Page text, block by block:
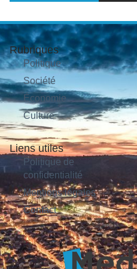
Rubriques
Politique
Société
Économie
Culture
Liens utiles
Politique de
confidentialité
Mentions légales
Contact